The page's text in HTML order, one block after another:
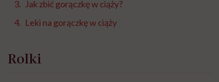
Jak zbić gorączkę w ciąży?
Leki na gorączkę w ciąży
Rolki